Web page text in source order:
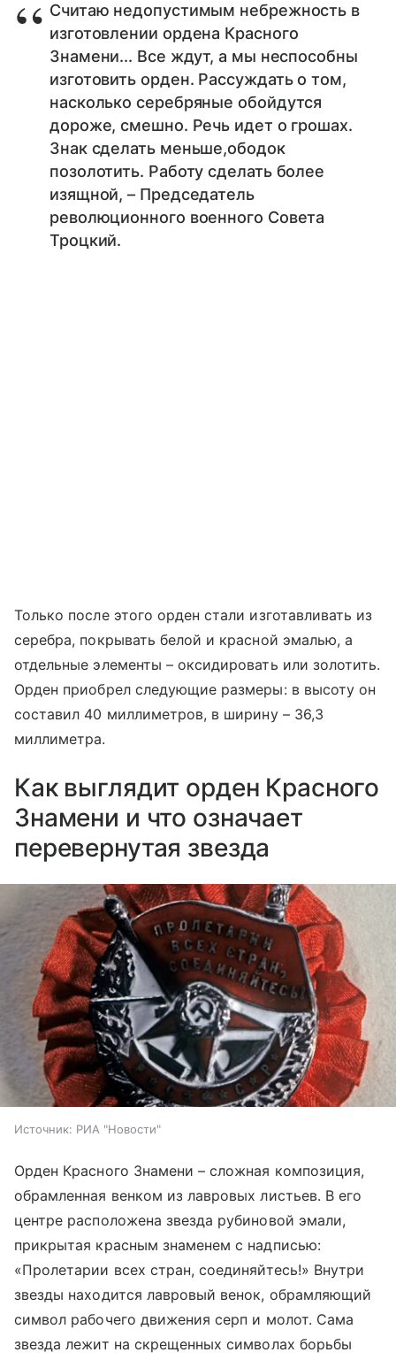
Считаю недопустимым небрежность в
изготовлении ордена Красного
Знамени... Все ждут, а мы неспособны
изготовить орден. Рассуждать о том,
насколько серебряные обойдутся
дороже, смешно. Речь идет о грошах.
Знак сделать меньше,ободок
позолотить. Работу сделать более
изящной, – Председатель
революционного военного Совета
Троцкий.
Только после этого орден стали изготавливать из
серебра, покрывать белой и красной эмалью, а
отдельные элементы – оксидировать или золотить.
Орден приобрел следующие размеры: в высоту он
составил 40 миллиметров, в ширину – 36,3
миллиметра.
Как выглядит орден Красного
Знамени и что означает
перевернутая звезда
Источник: РИА "Новости"
Орден Красного Знамени – сложная композиция,
обрамленная венком из лавровых листьев. В его
центре расположена звезда рубиновой эмали,
прикрытая красным знаменем с надписью:
«Пролетарии всех стран, соединяйтесь!» Внутри
звезды находится лавровый венок, обрамляющий
символ рабочего движения серп и молот. Сама
звезда лежит на скрещенных символах борьбы